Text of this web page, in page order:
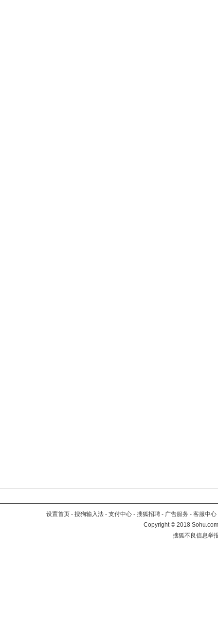
设置首页 - 搜狗输入法 - 支付中心 - 搜狐招聘 - 广告服务 - 客服中心
Copyright©2018
搜狐不良信息举